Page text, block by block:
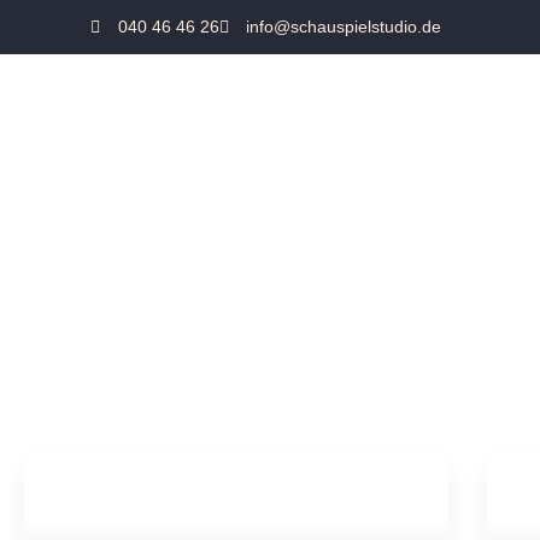
040 46 46 26 info@schauspielstudio.de